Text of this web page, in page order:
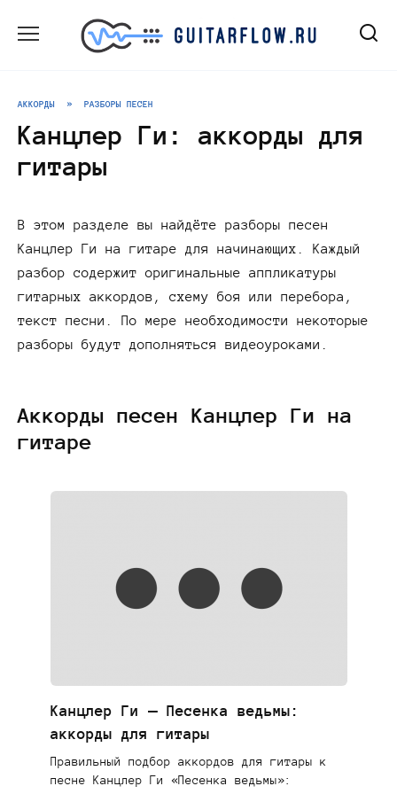
АККОРДЫ » РАЗБОРЫ ПЕСЕН
Канцлер Ги: аккорды для
гитары
В этом разделе вы найдёте разборы песен
Канцлер Ги на гитаре для начинающих. Каждый
разбор содержит оригинальные аппликатуры
гитарных аккордов, схему боя или перебора,
текст песни. По мере необходимости некоторые
разборы будут дополняться видеоуроками.
Аккорды песен Канцлер Ги на
гитаре
Канцлер Ги — Песенка ведьмы:
аккорды для гитары
Правильный подбор аккордов для гитары к
песне Канцлер Ги «Песенка ведьмы»: